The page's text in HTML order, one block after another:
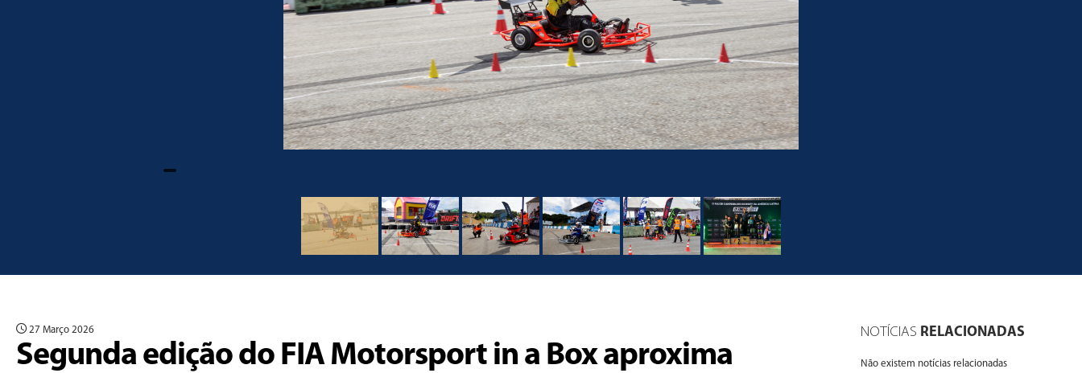
27 Março 2026
Segunda edição do FIA Motorsport in a Box aproxima
NOTÍCIAS RELACIONADAS
Não existem notícias relacionadas